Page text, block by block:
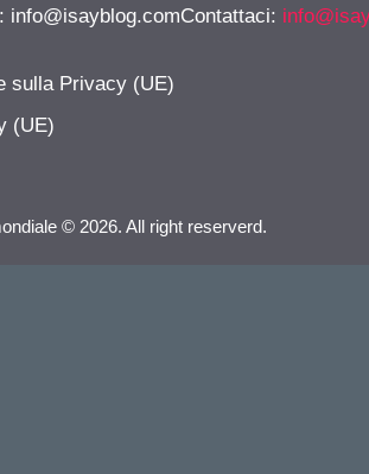
info@isayblog.comContattaci:
sulla Privacy (UE)
(UE)
© 2026. All right reserverd.